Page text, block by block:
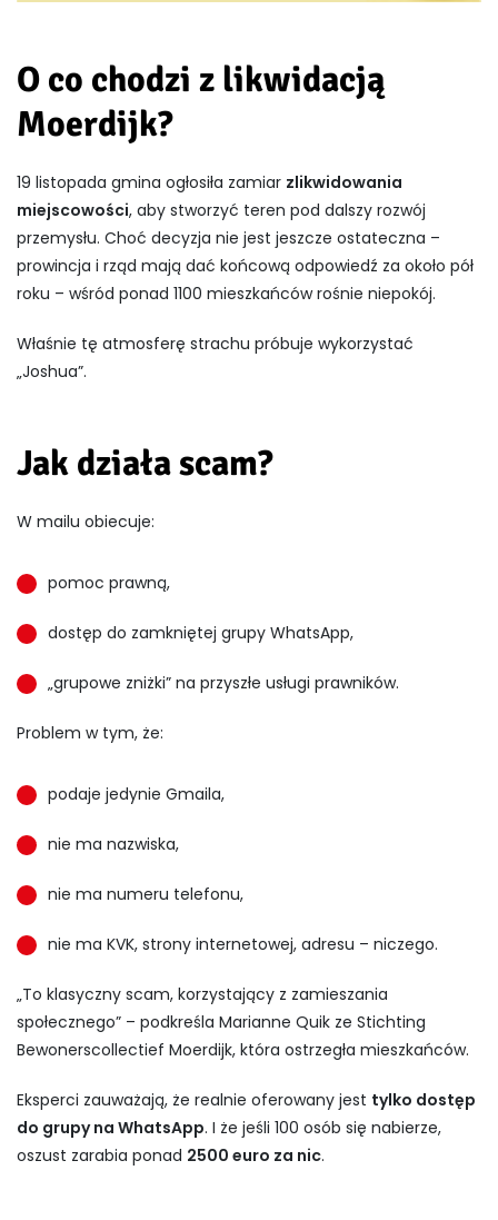
O co chodzi z likwidacją
Moerdijk?
19 listopada gmina ogłosiła zamiar zlikwidowania
miejscowości, aby stworzyć teren pod dalszy rozwój
przemysłu. Choć decyzja nie jest jeszcze ostateczna –
prowincja i rząd mają dać końcową odpowiedź za około pół
roku – wśród ponad 1100 mieszkańców rośnie niepokój.
Właśnie tę atmosferę strachu próbuje wykorzystać
„Joshua”.
Jak działa scam?
W mailu obiecuje:
pomoc prawną,
dostęp do zamkniętej grupy WhatsApp,
„grupowe zniżki” na przyszłe usługi prawników.
Problem w tym, że:
podaje jedynie Gmaila,
nie ma nazwiska,
nie ma numeru telefonu,
nie ma KVK, strony internetowej, adresu – niczego.
„To klasyczny scam, korzystający z zamieszania
społecznego” – podkreśla Marianne Quik ze Stichting
Bewonerscollectief Moerdijk, która ostrzegła mieszkańców.
Eksperci zauważają, że realnie oferowany jest tylko dostęp
do grupy na WhatsApp. I że jeśli 100 osób się nabierze,
oszust zarabia ponad 2500 euro za nic.